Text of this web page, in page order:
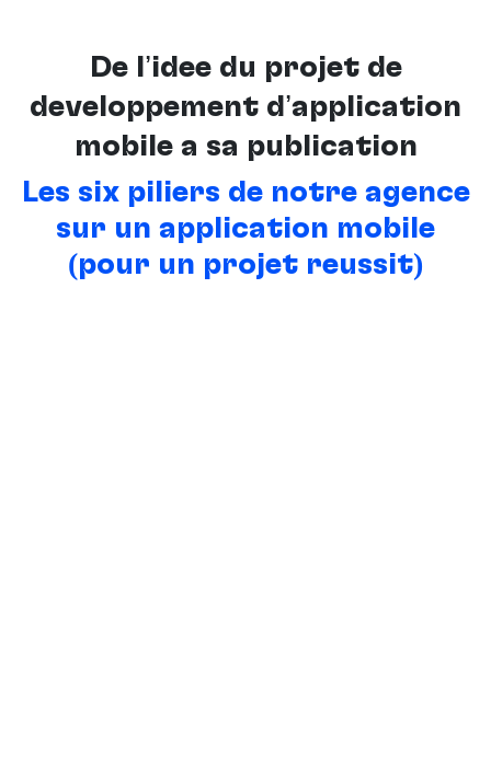
De l’idée du projet de
développement d’application
mobile à sa publication
Les six piliers de notre agence
sur un application mobile
(pour un projet réussit)